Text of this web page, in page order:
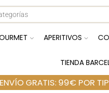
APERITIVOS
TIENDA
ENVÍO GRATIS: 99€ POR